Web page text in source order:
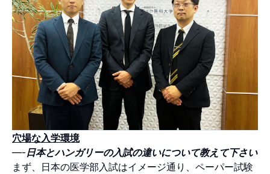
穴場な入学環境
—-日本とハンガリーの入試の違いについて教えて下さい
まず、日本の医学部入試はイメージ通り、ペーパー試験